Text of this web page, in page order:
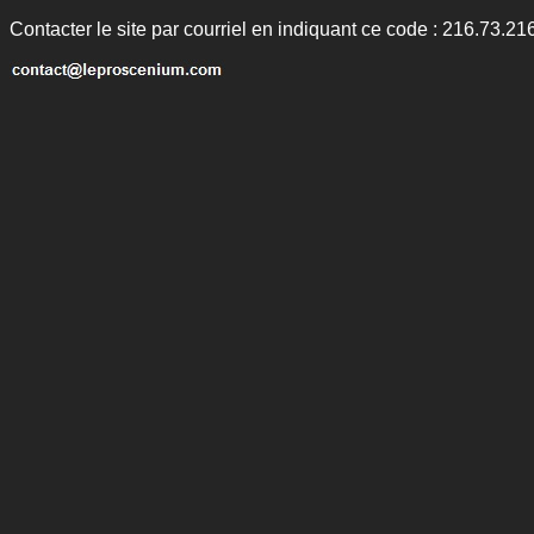
Contacter le site par courriel en indiquant ce code :